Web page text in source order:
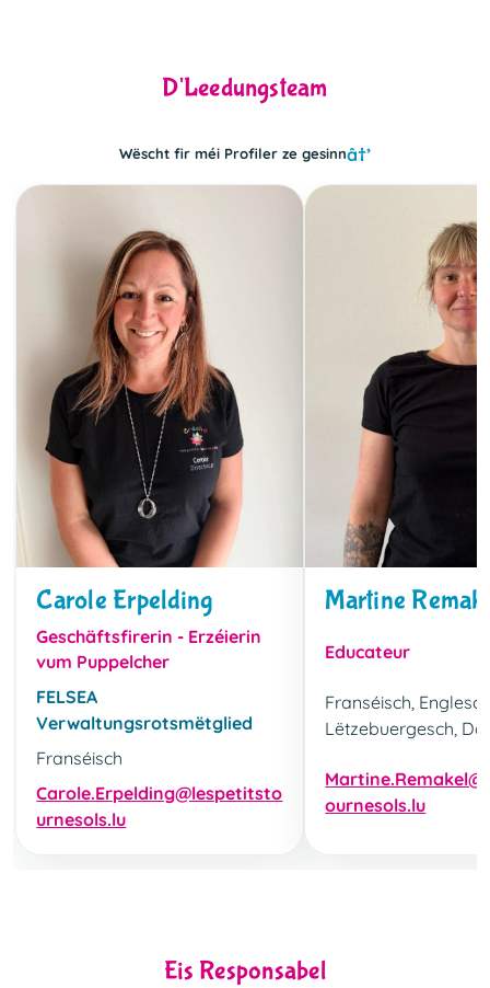
D'Leedungsteam
Wëscht fir méi Profiler ze gesinn
Carole Erpelding
Geschäftsfirerin - Erzéierin
vum Puppelcher
FELSEA
Verwaltungsrotsmëtglied
Franséisch
Carole.Erpelding@lespetitsto
urnesols.lu
Martine
Educateur
Franséisch,
Lëtzebuergesch,
ournesols.lu
Eis Responsabel